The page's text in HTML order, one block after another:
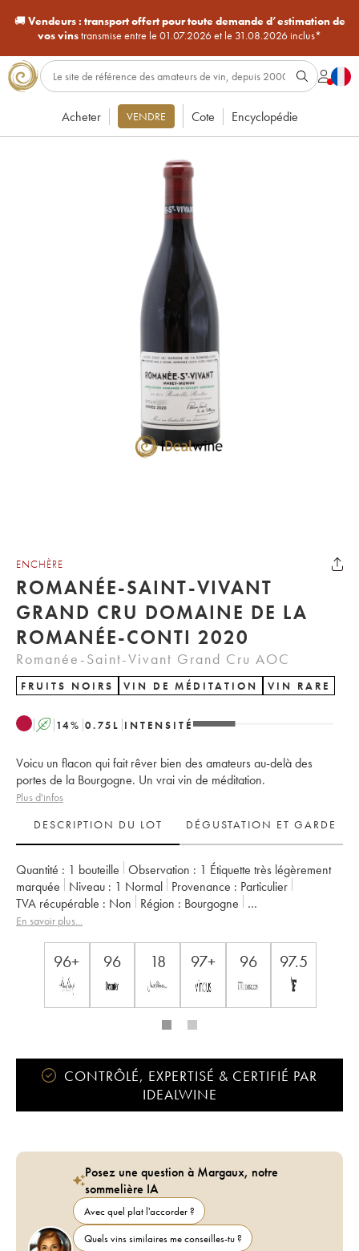
🚚Vendeurs : transport offert pour toute demande d’estimation de
vos vinstransmise entre le 01.07.2026 et le 31.08.2026 inclus*
Acheter VENDRE Cote Encyclopédie
ENCHÈRE
ROMANÉE-SAINT-VIVANT
GRAND CRU DOMAINE DE LA
ROMANÉE-CONTI 2020
Romanée-Saint-Vivant Grand Cru AOC
FRUITS NOIRS VIN DE MÉDITATION VIN RARE
A 14% 0.75 L INTENSITÉ
Voicu un flacon qui fait rêver bien des amateurs au-delà des
portes de la Bourgogne. Un vrai vin de méditation.
Plus d'infos
DESCRIPTION DU LOT
DÉGUSTATION ET GARDE
Quantité : 1 bouteille Observation : 1 Étiquette très légèrement
marquée
Niveau : 1 Normal Provenance : particulier
TVA récupérable :
non Région :
Bourgogne
Appellation :
En savoir plus...
96+ 96 18 97+ 96 97.5
CONTRÔLÉ, EXPERTISÉ & CERTIFIÉ PAR
IDEALWINE
Posez une question à Margaux, notre
sommelière IA
Avec quel plat l'accorder ?
Quels vins similaires me conseilles-tu ?